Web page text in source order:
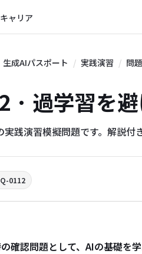
キャリア
生成AIパスポート 実践演習 問
· 過学習を
践演習模擬問題です。解説付
0112
確認問題として、AIの基礎を